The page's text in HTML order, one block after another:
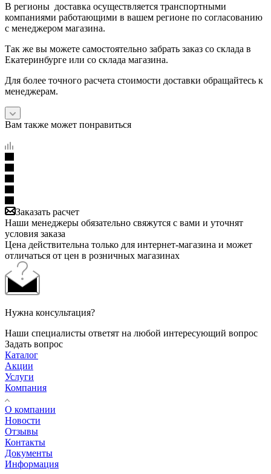
В регионы доставка осуществляется транспортными
компаниями работающими в вашем регионе по согласованию
с менеджером магазина.
Так же вы можете самостоятельно забрать заказ со склада в
Екатеринбурге или со склада магазина.
Для более точного расчета стоимости доставки обращайтесь к
менеджерам.
Вам также может понравиться
Заказать расчет
Наши менеджеры обязательно свяжутся с вами и уточнят
условия заказа
Цена действительна только для интернет-магазина и может
отличаться от цен в розничных магазинах
Нужна консультация?
Наши специалисты ответят на любой интересующий вопрос
Задать вопрос
Каталог
Акции
Услуги
Компания
О компании
Новости
Отзывы
Контакты
Документы
Информация